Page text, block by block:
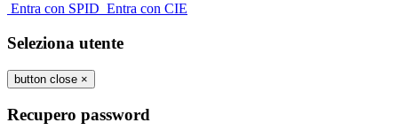
Entra con SPID Entra con CIE
Seleziona utente
button close ×
Recupero password